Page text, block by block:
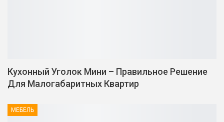
Кухонный Уголок Мини – Правильное Решение
Для Малогабаритных Квартир
МЕБЕЛЬ